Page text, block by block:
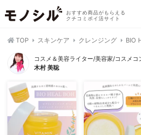
おすすめ商品がもらえる
クチコミポイ活サイト
TOP スキンケア クレンジング BIO
コスメ＆美容ライター/美容家/コスメコ
木村 美聡